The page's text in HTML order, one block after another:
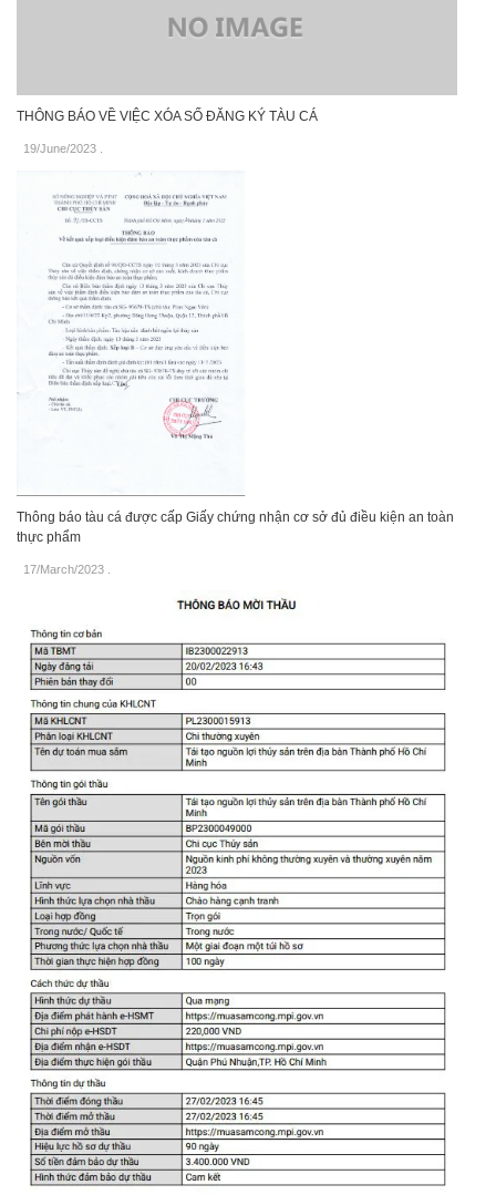
THÔNG BÁO VỀ VIỆC XÓA SỐ ĐĂNG KÝ TÀU CÁ
19/June/2023
Thông báo tàu cá được cấp Giấy chứng nhận cơ sở đủ điều kiện an toàn
thực phẩm
17/March/2023